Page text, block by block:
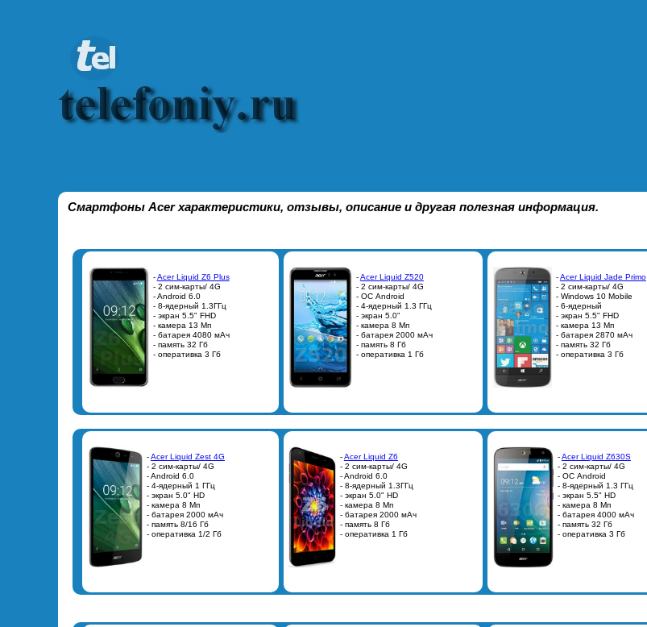
Смартфоны Acer характеристики, отзывы, описание и другая полезная информация.
-Acer Liquid Jade Primo
- 2 сим-карты/ 4G
- Windows 10 Mobile
- 6-ядерный
- экран 5.5" FHD
- камера 13 Мп
- батарея 2870 мАч
- память 32 Гб
- оперативка 3 Гб
-Acer Liquid Z520
- 2 сим-карты/ 4G
- ОС Android
- 4-ядерный 1.3 ГГц
- экран 5.0"
- камера 8 Мп
- батарея 2000 мАч
- память 8 Гб
- оперативка 1 Гб
-Acer Liquid Z6 Plus
- 2 сим-карты/ 4G
- Android 6.0
- 8-ядерный 1.3ГГц
- экран 5.5" FHD
- камера 13 Мп
- батарея 4080 мАч
- память 32 Гб
- оперативка 3 Гб
-Acer Liquid Z630S
- 2 сим-карты/ 4G
- ОС Android
- 8-ядерный 1.3 ГГц
- экран 5.5" HD
- камера 8 Мп
- батарея 4000 мАч
- память 32 Гб
- оперативка 3 Гб
-Acer Liquid Z6
- 2 сим-карты/ 4G
- Android 6.0
- 8-ядерный 1.3ГГц
- экран 5.0" HD
- камера 8 Мп
- батарея 2000 мАч
- память 8 Гб
- оперативка 1 Гб
-Acer Liquid Zest 4G
- 2 сим-карты/ 4G
- Android 6.0
- 4-ядерный 1 ГГц
- экран 5.0" HD
- камера 8 Мп
- батарея 2000 мАч
- память 8/16 Гб
- оперативка 1/2 Гб